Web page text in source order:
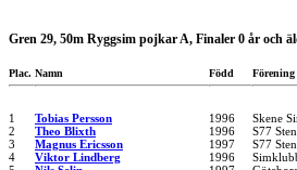
Gren 29, 50m Ryggsim pojkar A, Finaler 0 år och
Plac. Namn Född Förening
1 Tobias Persson 1996
Skene
2
Theo Blixth 1996
S77
3
Magnus Ericsson 1997
S77
4
Viktor Lindberg 1996